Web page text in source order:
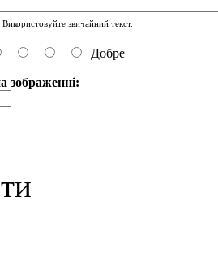
звичайний текст.
Добре
зображенні: